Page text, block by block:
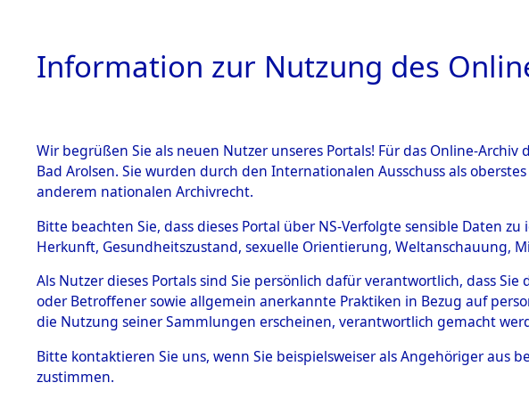
HOME BESTANDSBESCHREIBUNG
BESTÄNDE
Inhaftierungsdoku
mente
5. Verschiedenes
Todesmärsche
5.3.1 Alliierte
Ermittlungen zu
(84603601)→0085
Information zur Nutzung des
Wir begrüßen Sie als neuen Nutzer unseres Portals! Für das Online-
Bad Arolsen. Sie wurden durch den Internationalen Ausschuss als
anderem nationalen Archivrecht.
Bitte beachten Sie, dass dieses Portal über NS-Verfolgte sensible Daten
Herkunft, Gesundheitszustand, sexuelle Orientierung, Weltanschauung,
Als Nutzer dieses Portals sind Sie persönlich dafür verantwortlich, dass
oder Betroffener sowie allgemein anerkannte Praktiken in Bezug auf
die Nutzung seiner Sammlungen erscheinen, verantwortlich gemacht
Bitte kontaktieren Sie uns, wenn Sie beispielsweiser als Angehöriger
zustimmen.